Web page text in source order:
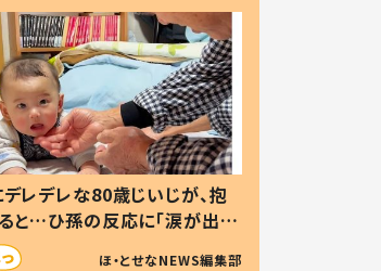
レデレな80歳じいじが、抱
と…ひ孫の反応に「涙が出ま
可愛くて仕方ない」
ほ・とせなNEWS編集部